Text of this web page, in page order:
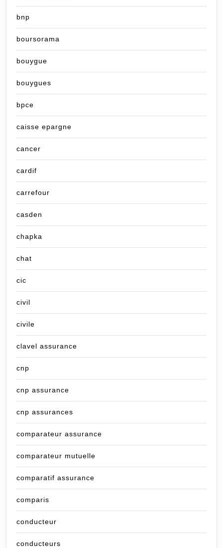
bnp
boursorama
bouygue
bouygues
bpce
caisse epargne
cancer
cardif
carrefour
casden
chapka
chat
cic
civil
civile
clavel assurance
cnp
cnp assurance
cnp assurances
comparateur assurance
comparateur mutuelle
comparatif assurance
comparis
conducteur
conducteurs